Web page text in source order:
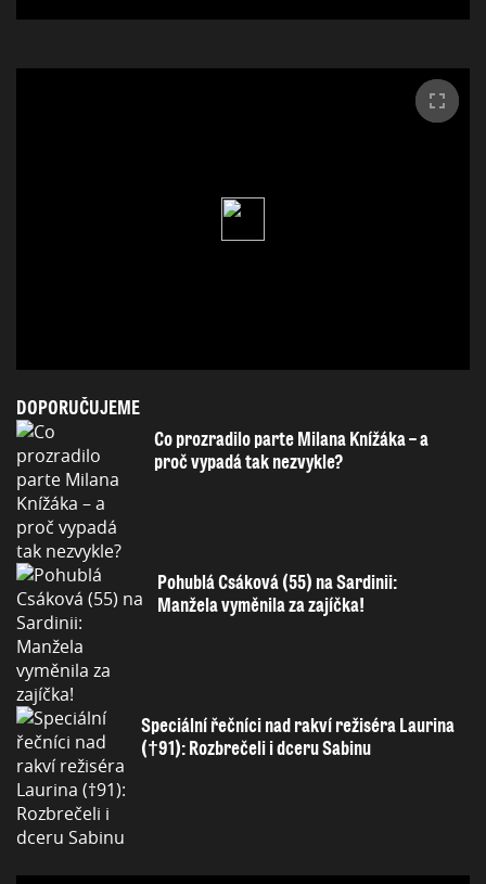
DOPORUČUJEME
Co prozradilo parte Milana Knížáka – a
proč vypadá tak nezvykle?
Pohublá Csáková (55) na Sardinii:
Manžela vyměnila za zajíčka!
Speciální řečníci nad rakví režiséra Laurina
(†91): Rozbrečeli i dceru Sabinu